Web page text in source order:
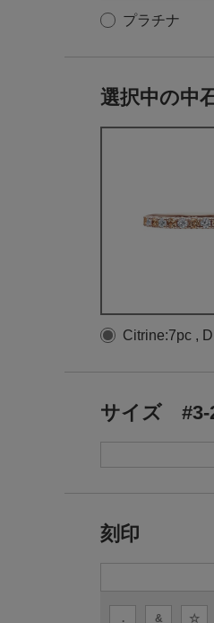
プラチナ
選択中の中
Citrine:7pc ,
サイズ #3-
刻印
. & ☆